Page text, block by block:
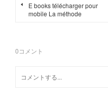
E books télécharger pour
mobile La méthode
0コメント